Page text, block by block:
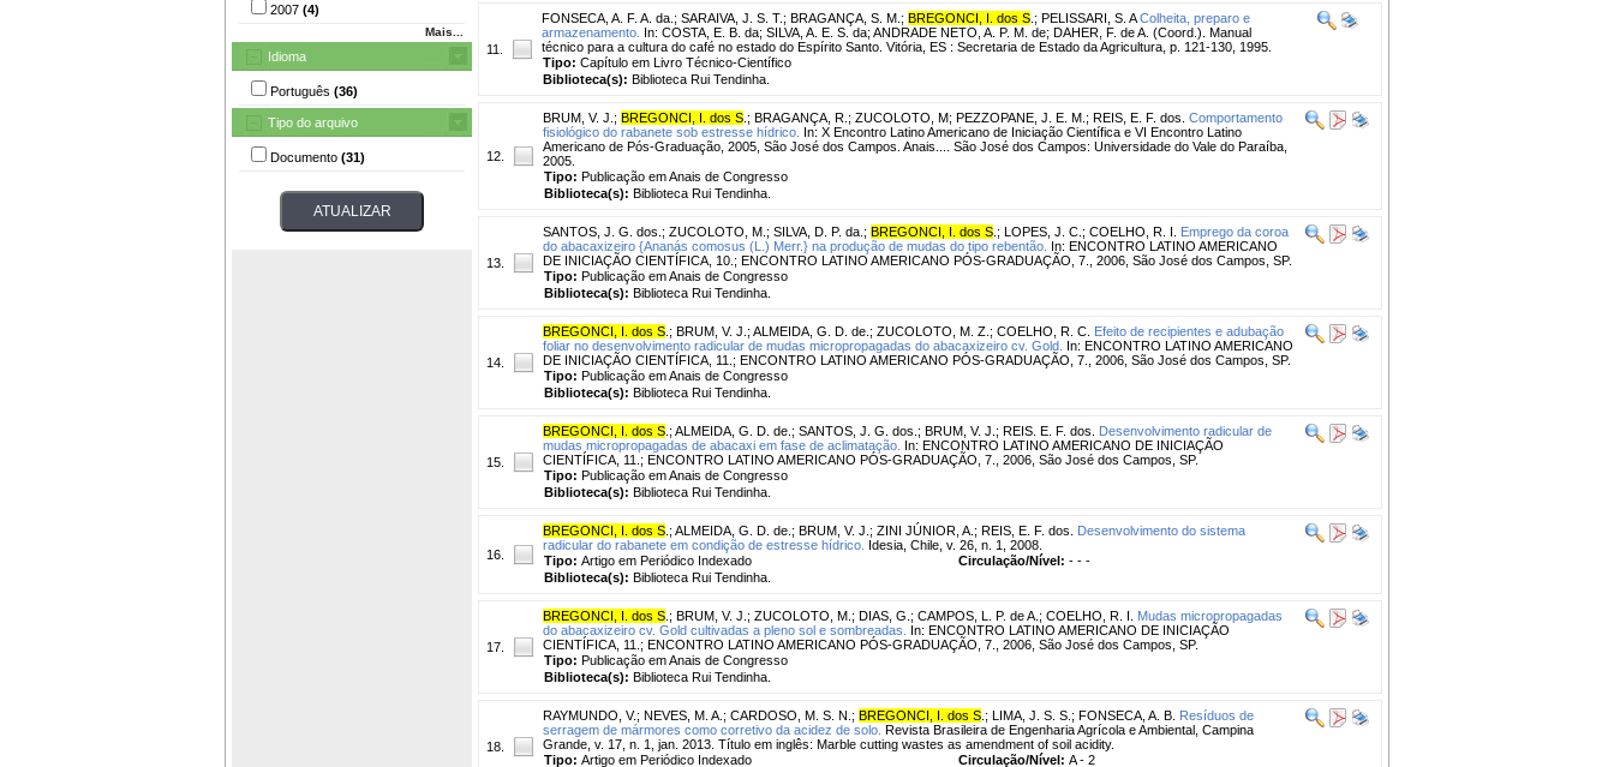
2007 (4)
Mais...
Idioma
Português (36)
Tipo do arquivo
Documento (31)
11.
FONSECA, A. F. A. da. ; SARAIVA, J. S. T. ; BRAGANÇA, S. M. ; BREGONCI, I. dos S ; PELISSARI, S. A Colheita, preparo e
armazenamento. In: COSTA, E. B. da; SILVA, A. E. S. da; ANDRADE NETO, A. P. M. de; DAHER, F. de A. (Coord.). Manual
técnico para a cultura do café no estado do Espírito Santo. Vitória, ES : Secretaria de Estado da Agricultura, p. 121-130, 1995.
Tipo: Capítulo em Livro Técnico-Científico
Biblioteca(s): Biblioteca Rui Tendinha.
12.
BRUM, V. J. ; BREGONCI, I. dos S ; BRAGANÇA, R. ; ZUCOLOTO, M; PEZZOPANE, J. E. M. ; REIS, E. F. dos. Comportamento
fisiológico do rabanete sob estresse hídrico. In: X Encontro Latino Americano de Iniciação Científica e VI Encontro Latino
Americano de Pós-Graduação, 2005, São José dos Campos. Anais.... São José dos Campos: Universidade do Vale do Paraíba,
2005.
Tipo: Publicação em Anais de Congresso
Biblioteca(s): Biblioteca Rui Tendinha.
13.
SANTOS, J. G. dos. ; ZUCOLOTO, M. ; SILVA, D. P. da. ; BREGONCI, I. dos S ; LOPES, J. C. ; COELHO, R. I.
Emprego da coroa
do abacaxizeiro {Ananás comosus (L.) Merr.} na produção de mudas do tipo rebentão. In: ENCONTRO LATINO AMERICANO
DE INICIAÇÃO CIENTÍFICA, 10.; ENCONTRO LATINO AMERICANO PÓS-GRADUAÇÃO, 7., 2006, São José dos Campos, SP.
Tipo: Publicação em Anais de Congresso
Biblioteca(s): Biblioteca Rui Tendinha.
14.
BREGONCI, I. dos S ; BRUM, V. J. ; ALMEIDA, G. D. de. ; ZUCOLOTO, M. Z. ; COELHO, R. C. Efeito de recipientes e adubação
foliar no desenvolvimento radicular de mudas micropropagadas do abacaxizeiro cv. Gold. In: ENCONTRO LATINO AMERICANO
DE INICIAÇÃO CIENTÍFICA, 11.; ENCONTRO LATINO AMERICANO PÓS-GRADUAÇÃO, 7., 2006, São José dos Campos, SP.
Tipo: Publicação em Anais de Congresso
Biblioteca(s): Biblioteca Rui Tendinha.
15.
BREGONCI, I. dos S ; ALMEIDA, G. D. de. ; SANTOS, J. G. dos. ; BRUM, V. J. ; REIS. E. F. dos.
Desenvolvimento radicular de
mudas micropropagadas de abacaxi em fase de aclimatação. In: ENCONTRO LATINO AMERICANO DE INICIAÇÃO
CIENTÍFICA, 11.; ENCONTRO LATINO AMERICANO PÓS-GRADUAÇÃO, 7., 2006, São José dos Campos, SP.
Tipo: Publicação em Anais de Congresso
Biblioteca(s): Biblioteca Rui Tendinha.
16.
BREGONCI, I. dos S ; ALMEIDA, G. D. de. ; BRUM, V. J. ; ZINI JÚNIOR, A. ; REIS, E. F. dos.
Desenvolvimento do sistema
radicular do rabanete em condição de estresse hídrico. Idesia, Chile, v. 26, n. 1, 2008.
Tipo: Artigo em Periódico Indexado Circulação/Nível: - - -
Biblioteca(s): Biblioteca Rui Tendinha.
17.
BREGONCI, I. dos S ; BRUM, V. J. ; ZUCOLOTO, M. ; DIAS, G. ; CAMPOS, L. P. de A. ; COELHO, R. I.
Mudas micropropagadas
do abacaxizeiro cv. Gold cultivadas a pleno sol e sombreadas.
In: ENCONTRO LATINO AMERICANO DE INICIAÇÃO
CIENTÍFICA, 11.; ENCONTRO LATINO AMERICANO PÓS-GRADUAÇÃO, 7., 2006, São José dos Campos, SP.
Tipo: Publicação em Anais de Congresso
Biblioteca(s): Biblioteca Rui Tendinha.
18.
RAYMUNDO, V.; NEVES, M. A. ; CARDOSO, M. S. N. ; BREGONCI, I. dos S ; LIMA, J. S. S. ; FONSECA, A. B. Resíduos de
serragem de mármores como corretivo da acidez de solo. Revista Brasileira de Engenharia Agrícola e Ambiental, Campina
Grande, v. 17, n. 1, jan. 2013. Título em inglês: Marble cutting wastes as amendment of soil acidity.
Tipo: Artigo em Periódico Indexado Circulação/Nível: A - 2